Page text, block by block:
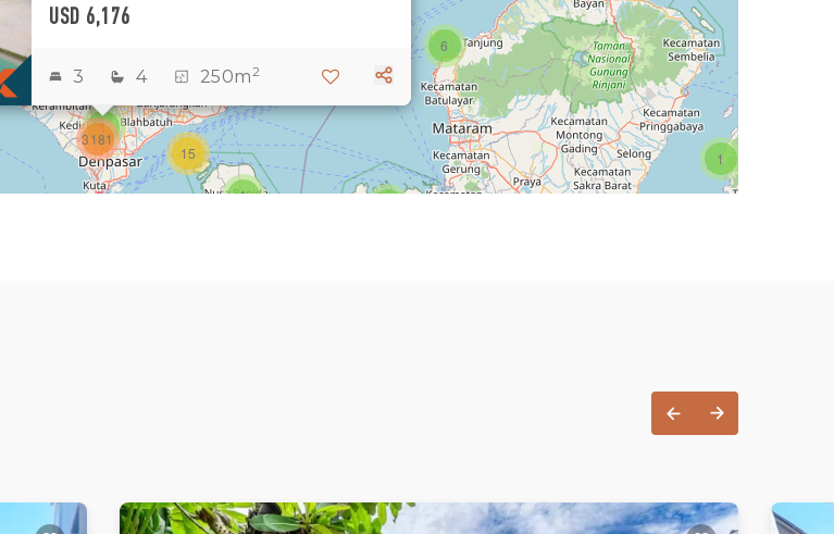
1
1
1
6
15
3181
USD 6,176
3 4 250m2